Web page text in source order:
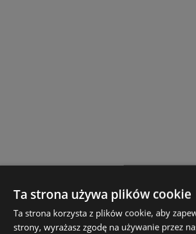
Ta strona używa plików cookie
Ta strona korzysta z plików cookie, aby
strony, wyrażasz zgodę na używanie przez